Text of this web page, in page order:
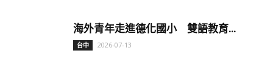
海外青年走進德化國小 雙語教育...
台中 2026-07-13